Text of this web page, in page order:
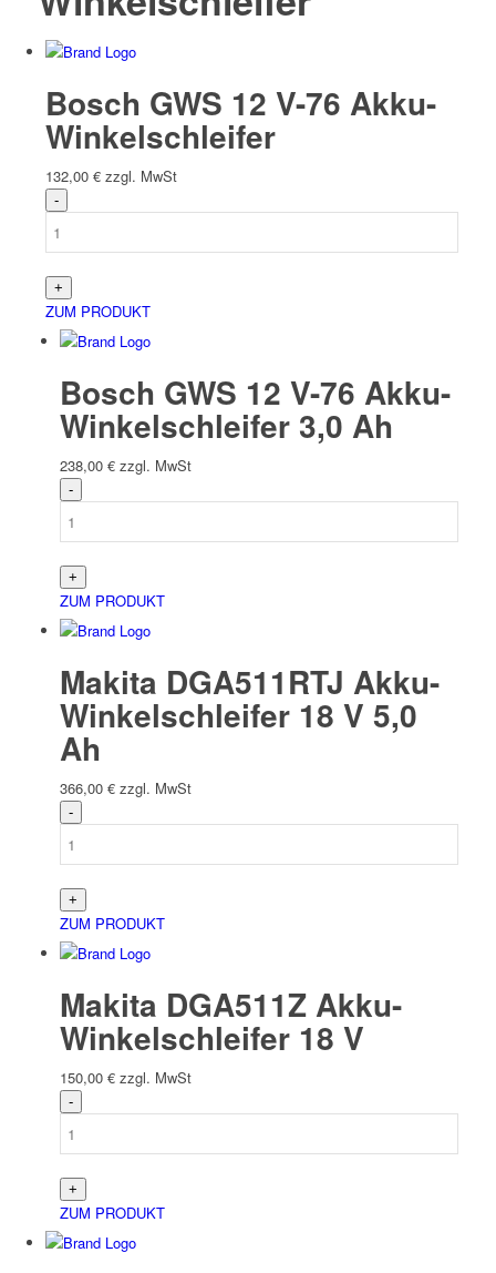
Bosch GWS 12 V-76 Akku-
Winkelschleifer
132,00 € zzgl. MwSt
ZUM PRODUKT
Bosch GWS 12 V-76 Akku-
Winkelschleifer 3,0 Ah
238,00 € zzgl. MwSt
ZUM PRODUKT
Makita DGA511RTJ Akku-
Winkelschleifer 18 V 5,0
Ah
366,00 € zzgl. MwSt
ZUM PRODUKT
Makita DGA511Z Akku-
Winkelschleifer 18 V
150,00 € zzgl. MwSt
ZUM PRODUKT